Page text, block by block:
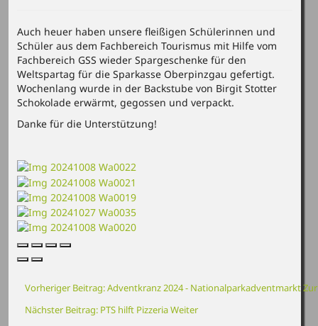
Auch heuer haben unsere fleißigen Schülerinnen und
Schüler aus dem Fachbereich Tourismus mit Hilfe vom
Fachbereich GSS wieder Spargeschenke für den
Weltspartag für die Sparkasse Oberpinzgau gefertigt.
Wochenlang wurde in der Backstube von Birgit Stotter
Schokolade erwärmt, gegossen und verpackt.
Danke für die Unterstützung!
Vorheriger Beitrag: Adventkranz 2024 - Nationalparkadventmarkt
Nächster Beitrag: PTS hilft PizzeriaWeiter